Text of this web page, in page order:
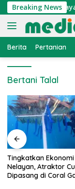
Langsung
ke
konten
Breaking News
Ekonomi Nelayan,
Berita Pertanian
Bertani Talal
Tingkatkan Ekonomi
Nelayan, Atraktor
Dipasang di Coral